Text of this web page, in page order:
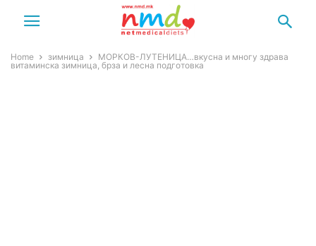
Home зимница
МОРКОВ-ЛУТЕНИЦА…вкусна и многу здрава
витаминска зимница, брза и лесна подготовка